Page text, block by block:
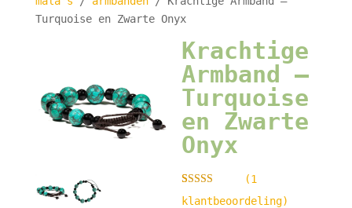
Turquoise en Zwarte Onyx
Krachtige
Armband –
Turquoise
en Zwarte
Onyx
Gewaardeerd
1
(1
klantbeoordeling)